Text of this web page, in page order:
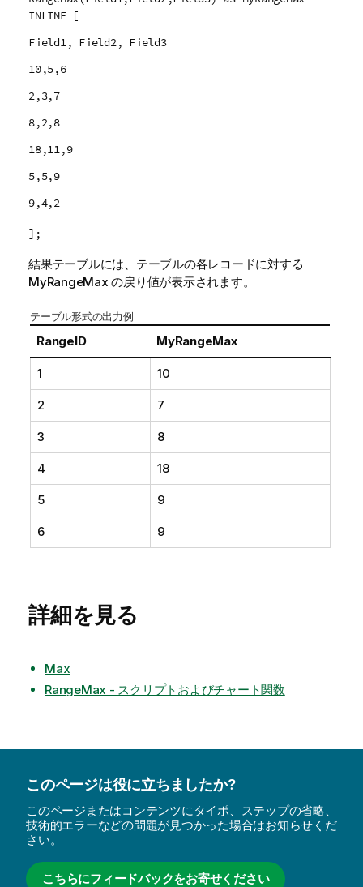
INLINE [
Field1, Field2, Field3
10,5,6
2,3,7
8,2,8
18,11,9
5,5,9
9,4,2
];
結果テーブルには、テーブルの各レコードに対する
MyRangeMax の戻り値が表示されます。
テーブル形式の出力例
RangeID MyRangeMax
1 10
2 7
3 8
4 18
5 9
6 9
詳細を見る
Max
RangeMax - スクリプトおよびチャート関数
このページは役に立ちましたか?
このページまたはコンテンツにタイポ、ステップの省略、
技術的エラーなどの問題が見つかった場合はお知らせくだ
さい。
こちらにフィードバックをお寄せください